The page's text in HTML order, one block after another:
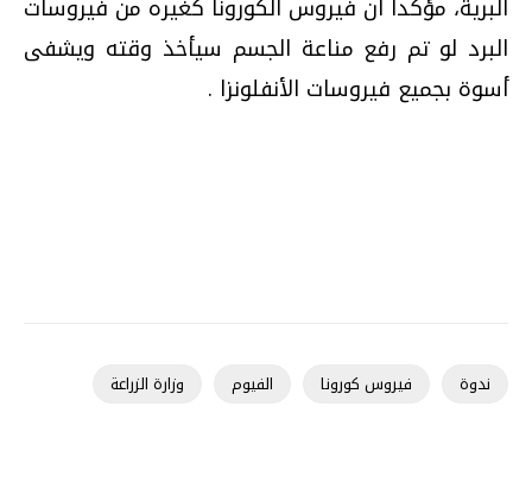
البرد لو تم رفع مناعة الجسم سيأخذ وقته ويشفى
أسوة بجميع فيروسات الأنفلونزا .
ندوة فيروس كورونا الفيوم وزارة الزراعة